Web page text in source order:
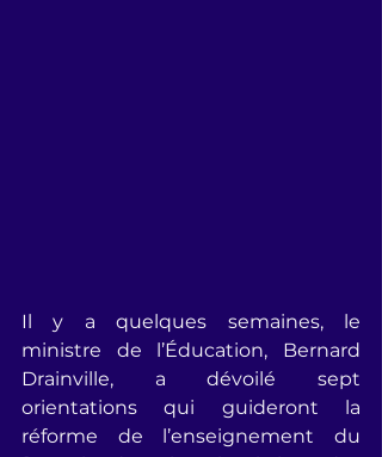
Il y a quelques semaines, le
ministre de l’Éducation, Bernard
Drainville, a dévoilé sept
orientations qui guideront la
réforme de l’enseignement du